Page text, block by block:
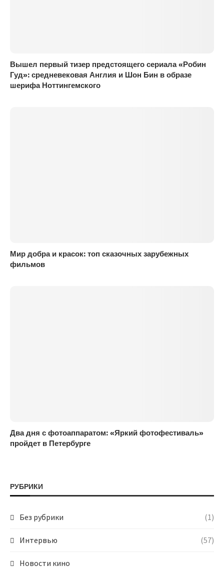
Вышел первый тизер предстоящего сериала «Робин
Гуд»: средневековая Англия и Шон Бин в образе
шерифа Ноттингемского
Мир добра и красок: топ сказочных зарубежных
фильмов
Два дня с фотоаппаратом: «Яркий фотофестиваль»
пройдет в Петербурге
РУБРИКИ
Без рубрики (1)
Интервью (57)
Новости кино